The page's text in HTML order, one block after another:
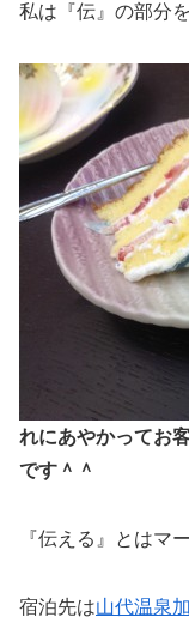
私は『伝』の部分
れにあやかってお
です＾＾
『伝える』とはマ
宿泊先は山代温泉